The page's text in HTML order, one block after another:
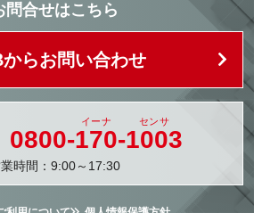
問合せはこちら
らお問い合わせ
0800-170-1003
時間：9:00～17:30